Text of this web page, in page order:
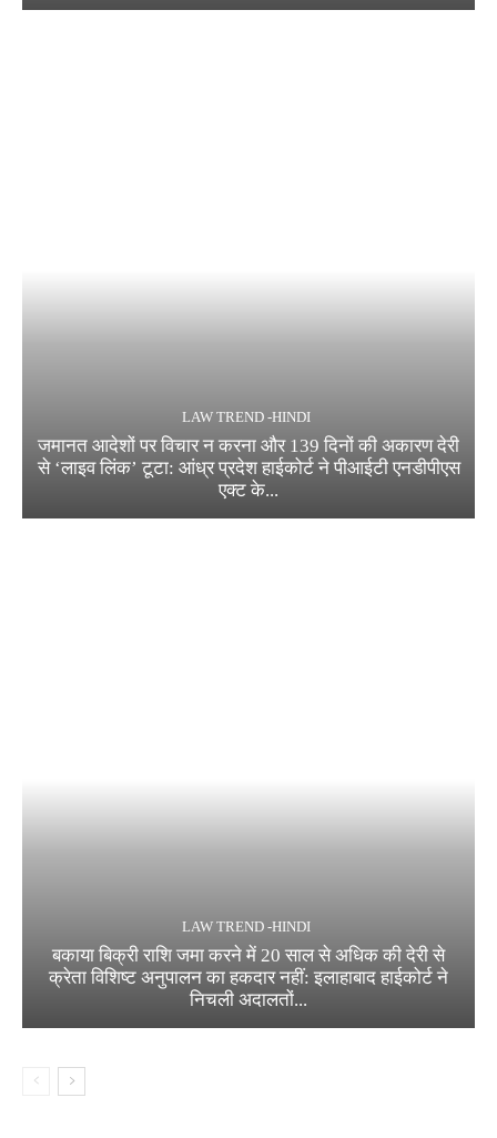
LAW TREND -HINDI
जमानत आदेशों पर विचार न करना और 139 दिनों की अकारण देरी
से ‘लाइव लिंक’ टूटा: आंध्र प्रदेश हाईकोर्ट ने पीआईटी एनडीपीएस
एक्ट के...
LAW TREND -HINDI
बकाया बिक्री राशि जमा करने में 20 साल से अधिक की देरी से
क्रेता विशिष्ट अनुपालन का हकदार नहीं: इलाहाबाद हाईकोर्ट ने
निचली अदालतों...